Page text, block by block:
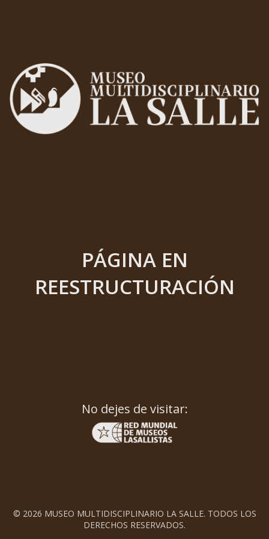
PÁGINA EN
REESTRUCTURACIÓN
No dejes de visitar:
© 2026 MUSEO MULTIDISCIPLINARIO LA SALLE. TODOS LOS
DERECHOS RESERVADOS.